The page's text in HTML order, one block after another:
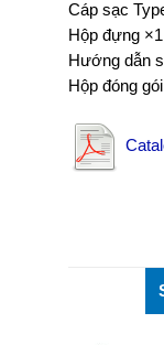
Cáp sạc
Hộp đựng ×1
Hướng dẫn
Hộp đóng